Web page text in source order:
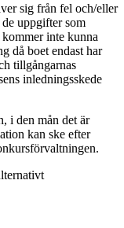
sig från fel och/eller
uppgifter som
inte kunna
då boet endast har
tillgångarnas
inledningsskede
i den mån det är
kan ske efter